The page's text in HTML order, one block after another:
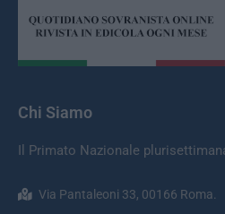
Chi Siamo
Il Primato Nazionale
Via Pantaleoni 33, 00166 Roma.